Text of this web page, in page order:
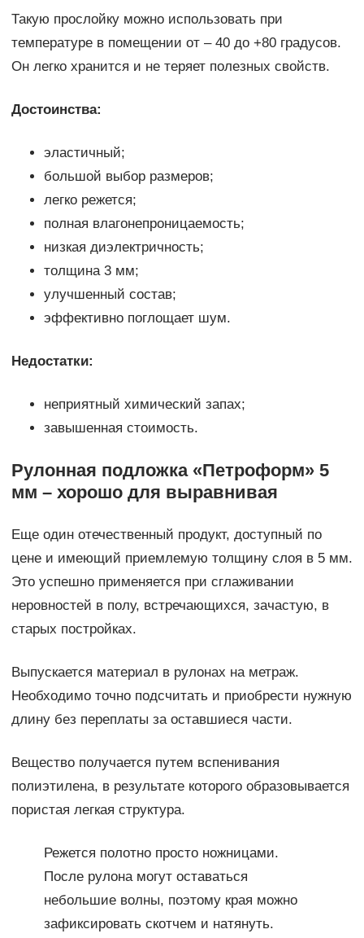
Такую прослойку можно использовать при
температуре в помещении от – 40 до +80 градусов.
Он легко хранится и не теряет полезных свойств.
Достоинства:
эластичный;
большой выбор размеров;
легко режется;
полная влагонепроницаемость;
низкая диэлектричность;
толщина 3 мм;
улучшенный состав;
эффективно поглощает шум.
Недостатки:
неприятный химический запах;
завышенная стоимость.
Рулонная подложка «Петроформ» 5
мм – хорошо для выравнивая
Еще один отечественный продукт, доступный по
цене и имеющий приемлемую толщину слоя в 5 мм.
Это успешно применяется при сглаживании
неровностей в полу, встречающихся, зачастую, в
старых постройках.
Выпускается материал в рулонах на метраж.
Необходимо точно подсчитать и приобрести нужную
длину без переплаты за оставшиеся части.
Вещество получается путем вспенивания
полиэтилена, в результате которого образовывается
пористая легкая структура.
Режется полотно просто ножницами.
После рулона могут оставаться
небольшие волны, поэтому края можно
зафиксировать скотчем и натянуть.